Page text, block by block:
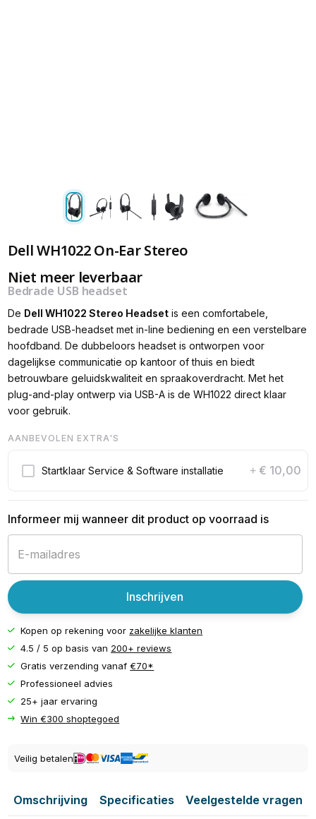
Dell WH1022 On-Ear Stereo
Niet meer leverbaar
Bedrade USB headset
De Dell WH1022 Stereo Headsetis een comfortabele,
bedrade USB-headset met in-line bediening en een verstelbare
hoofdband. De dubbeloors headset is ontworpen voor
dagelijkse communicatie op kantoor of thuis en biedt
betrouwbare geluidskwaliteit en spraakoverdracht. Met het
plug-and-play ontwerp via USB-A is de WH1022 direct klaar
voor gebruik.
AANBEVOLEN EXTRA'S
Startklaar Service & Software installatie + € 10,00
Informeer mij wanneer dit product op voorraad is
Inschrijven
Kopen op rekening voor zakelijke klanten
4.5 / 5 op basis van 200+ reviews
Gratis verzending vanaf€70*
Professioneel advies
25+ jaar ervaring
Win €300 shoptegoed
Veilig betalen
Omschrijving Specificaties Veelgestelde vragen